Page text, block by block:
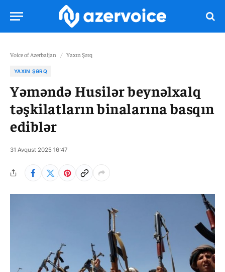
Voice of Azerbaijan / Yaxın Şərq
YAXIN ŞƏRQ
Yəməndə Husilər beynəlxalq
təşkilatların binalarına basqın
ediblər
31 Avqust 2025 16:47